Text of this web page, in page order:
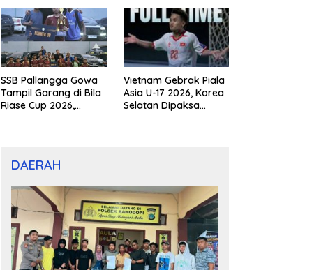
Kaltim 2026
Meriah
SSB Pallangga Gowa
Tampil Garang di Bila
Riase Cup 2026,
Vietnam Gebrak Piala
Asia U-17 2026, Korea
Selatan Dipaksa
DAERAH